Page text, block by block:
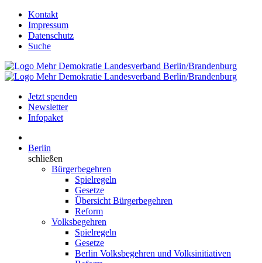
Kontakt
Impressum
Datenschutz
Suche
Jetzt spenden
Newsletter
Infopaket
Berlin
schließen
Bürgerbegehren
Spielregeln
Gesetze
Übersicht Bürgerbegehren
Reform
Volksbegehren
Spielregeln
Gesetze
Berlin Volksbegehren und Volksinitiativen